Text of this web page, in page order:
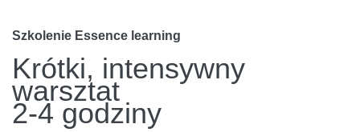
Szkolenie Essence learning
Krótki, intensywny
warsztat
2-4 godziny